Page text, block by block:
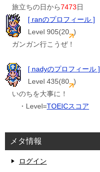
旅立ちの日から7473日
[ ranのプロフィール ]
Level 905(20 )
ガンガン行こうぜ！
[ nadyのプロフィール ]
Level 435(80 )
いのちを大事に！
・Level=TOEICスコア
メタ情報
ログイン